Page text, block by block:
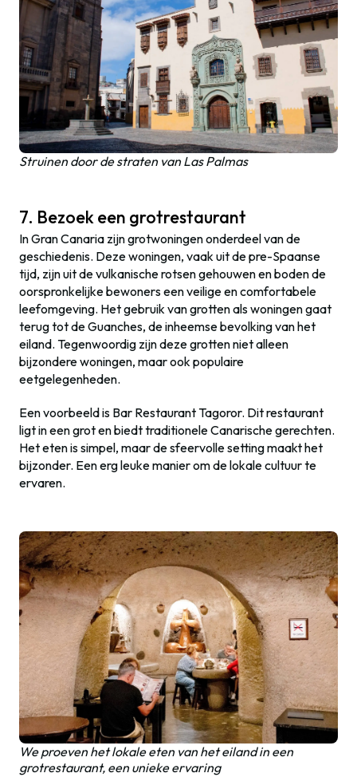
Struinen door de straten van Las Palmas
7. Bezoek een grotrestaurant
In Gran Canaria zijn grotwoningen onderdeel van de
geschiedenis. Deze woningen, vaak uit de pre-Spaanse
tijd, zijn uit de vulkanische rotsen gehouwen en boden de
oorspronkelijke bewoners een veilige en comfortabele
leefomgeving. Het gebruik van grotten als woningen gaat
terug tot de Guanches, de inheemse bevolking van het
eiland. Tegenwoordig zijn deze grotten niet alleen
bijzondere woningen, maar ook populaire
eetgelegenheden.
Een voorbeeld is Bar Restaurant Tagoror. Dit restaurant
ligt in een grot en biedt traditionele Canarische gerechten.
Het eten is simpel, maar de sfeervolle setting maakt het
bijzonder. Een erg leuke manier om de lokale cultuur te
ervaren.
We proeven het lokale eten van het eiland in een
grotrestaurant, een unieke ervaring